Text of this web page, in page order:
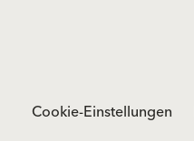
Cookie-Einstellungen